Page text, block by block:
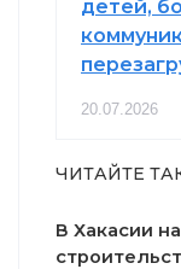
детей,
20.07.2026
ЧИТАЙТЕ
В Хакасии